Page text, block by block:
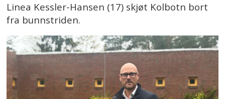
Linea Kessler-Hansen (17) skjøt Kolbotn bort
fra bunnstriden.